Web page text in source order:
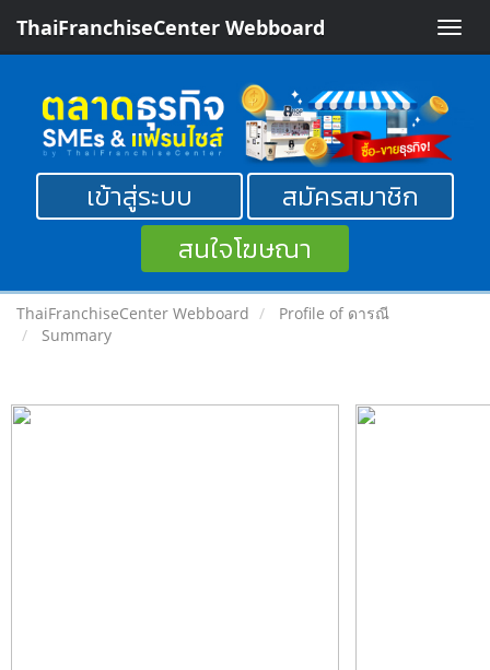
Toggle
ThaiFranchiseCenter Webboard
เข้าสู่ระบบ
สมัครสมาชิก
สนใจโฆษณา
ThaiFranchiseCenter Webboard
Profile of ดารณี
Summary